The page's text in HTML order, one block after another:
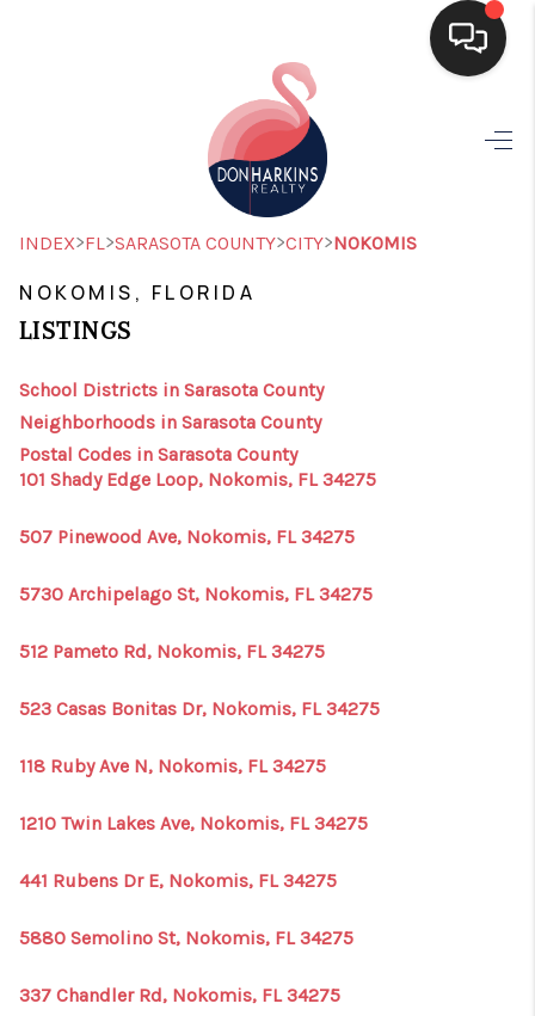
SEARCH LISTINGS
BUYING
HOME VALUE
WHO WE ARE
CONNECT
1907_EVERHART
TOP AREAS
DELANEY PARK
INDEX>FL>SARASOTA COUNTY>CITY>NOKOMIS
NOKOMIS, FLORIDA
LISTINGS
School Districts in Sarasota County
Neighborhoods in Sarasota County
Postal Codes in Sarasota County
101 Shady Edge Loop, Nokomis, FL 34275
507 Pinewood Ave, Nokomis, FL 34275
5730 Archipelago St, Nokomis, FL 34275
512 Pameto Rd, Nokomis, FL 34275
523 Casas Bonitas Dr, Nokomis, FL 34275
118 Ruby Ave N, Nokomis, FL 34275
1210 Twin Lakes Ave, Nokomis, FL 34275
441 Rubens Dr E, Nokomis, FL 34275
5880 Semolino St, Nokomis, FL 34275
337 Chandler Rd, Nokomis, FL 34275